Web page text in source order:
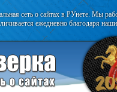
сеть о сайтах в РУнете. Мы
ежедневно благодаря